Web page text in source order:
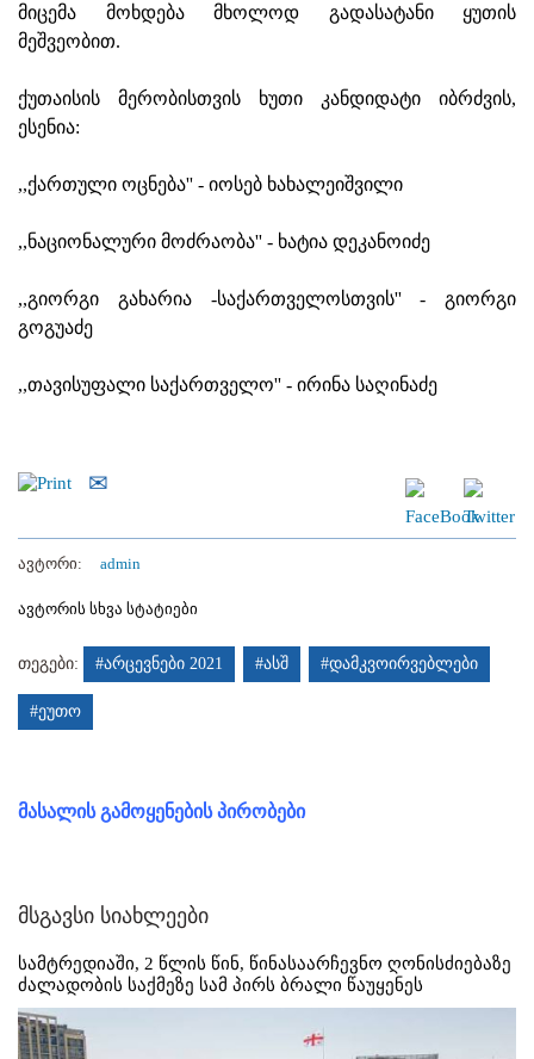
მიცემა მოხდება მხოლოდ გადასატანი ყუთის
მეშვეობით.
ქუთაისის მერობისთვის ხუთი კანდიდატი იბრძვის,
ესენია:
,,ქართული ოცნება'' - იოსებ ხახალეიშვილი
,,ნაციონალური მოძრაობა'' - ხატია დეკანოიძე
,,გიორგი გახარია -საქართველოსთვის'' - გიორგი
გოგუაძე
,,თავისუფალი საქართველო'' - ირინა საღინაძე
ავტორი: admin
ავტორის სხვა სტატიები
თეგები: #არცევნები 2021 #ასშ #დამკვოირვებლები
#ეუთო
მასალის გამოყენების პირობები
მსგავსი სიახლეები
სამტრედიაში, 2 წლის წინ, წინასაარჩევნო ღონისძიებაზე
ძალადობის საქმეზე სამ პირს ბრალი წაუყენეს